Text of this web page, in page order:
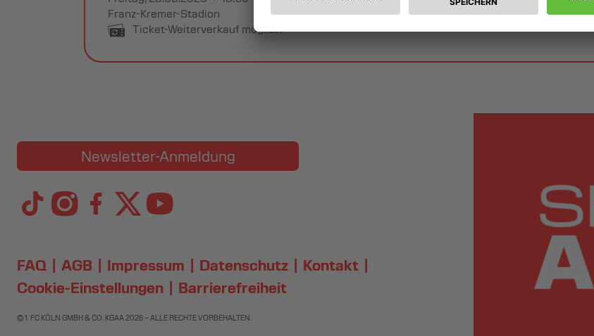
Franz-Kremer-Stadion
Ticket-Weiterverkauf möglich
Newsletter-Anmeldung
FAQ AGB Impressum Datenschutz
Kontakt
Cookie-Einstellungen
Barrierefreiheit
© 1. FC KÖLN GMBH & CO. KGAA2026– ALLE RECHTE VORBEHALTEN.